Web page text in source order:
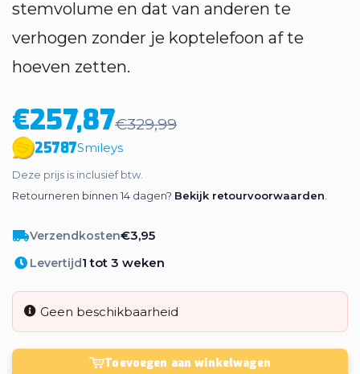
stemvolume en dat van anderen te
verhogen zonder je koptelefoon af te
hoeven zetten.
€257,87€329,99
25787Smileys
Deze prijs is inclusief btw.
Retourneren binnen 14 dagen? Bekijk retourvoorwaarden
Verzendkosten€3,95
Levertijd1 tot 3 weken
Geen beschikbaarheid
Toevoegen aan winkelwagen